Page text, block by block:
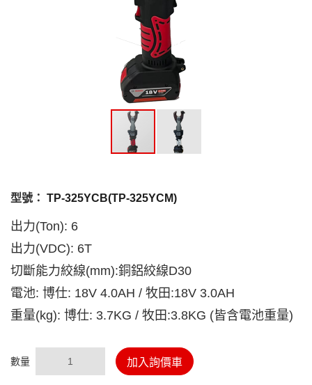
型號： TP-325YCB(TP-325YCM)
出力(Ton): 6
出力(VDC): 6T
切斷能力絞線(mm):銅鋁絞線D30
電池: 博仕: 18V 4.0AH / 牧田:18V 3.0AH
重量(kg): 博仕: 3.7KG / 牧田:3.8KG (皆含電池重量)
數量 加入詢價車